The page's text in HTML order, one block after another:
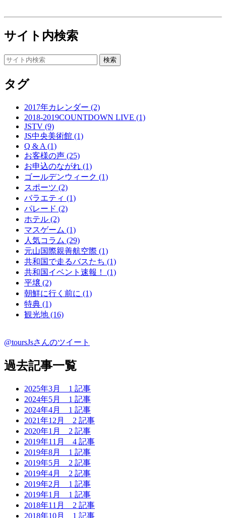
サイト内検索
タグ
2017年カレンダー (2)
2018-2019COUNTDOWN LIVE (1)
JSTV (9)
JS中央美術館 (1)
Q & A (1)
お客様の声 (25)
お申込のながれ (1)
ゴールデンウィーク (1)
スポーツ (2)
バラエティ (1)
パレード (2)
ホテル (2)
マスゲーム (1)
人気コラム (29)
元山国際親善航空際 (1)
共和国で走るバスたち (1)
共和国イベント速報！ (1)
平壌 (2)
朝鮮に行く前に (1)
特典 (1)
観光地 (16)
@toursJsさんのツイート
過去記事一覧
2025年3月 1 記事
2024年5月 1 記事
2024年4月 1 記事
2021年12月 2 記事
2020年1月 2 記事
2019年11月 4 記事
2019年8月 1 記事
2019年5月 2 記事
2019年4月 2 記事
2019年2月 1 記事
2019年1月 1 記事
2018年11月 2 記事
2018年10月 1 記事